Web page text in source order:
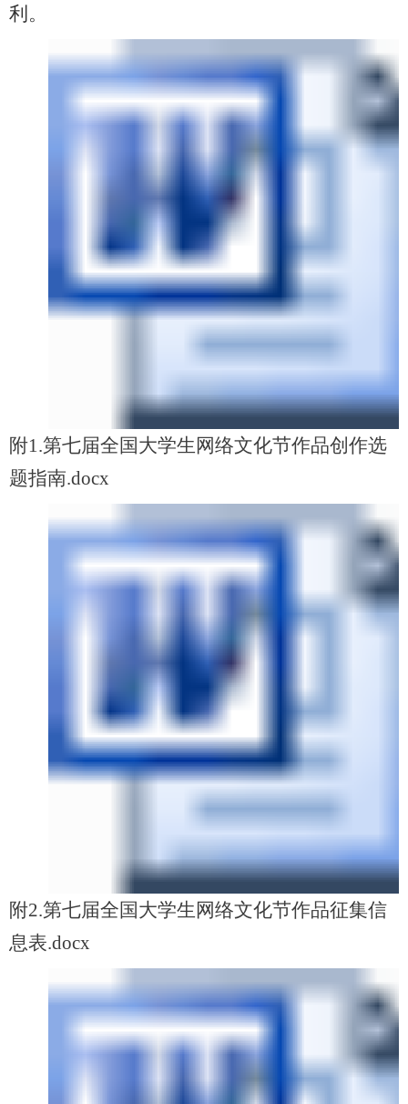
利。
附1.第七届全国大学生网络文化节作品创作选
题指南.docx
附2.第七届全国大学生网络文化节作品征集信
息表.docx